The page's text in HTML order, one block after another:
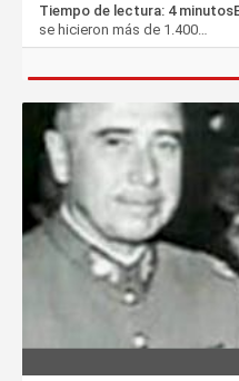
Tiempo de lectura: 4
se hicieron más de 1.400…